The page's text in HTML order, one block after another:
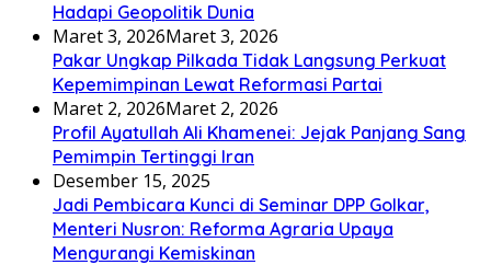
Hadapi Geopolitik Dunia
Maret 3, 2026Maret 3, 2026
Pakar Ungkap Pilkada Tidak Langsung Perkuat
Kepemimpinan Lewat Reformasi Partai
Maret 2, 2026Maret 2, 2026
Profil Ayatullah Ali Khamenei: Jejak Panjang Sang
Pemimpin Tertinggi Iran
Desember 15, 2025
Jadi Pembicara Kunci di Seminar DPP Golkar,
Menteri Nusron: Reforma Agraria Upaya
Mengurangi Kemiskinan